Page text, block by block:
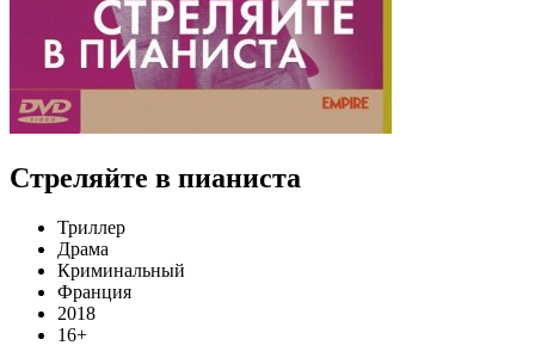
Стреляйте в пианиста
Триллер
Драма
Криминальный
Франция
2018
16+